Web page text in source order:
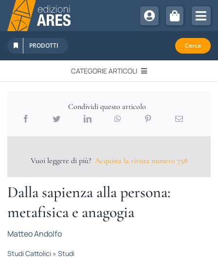
Salta
contenuto
Chi Siamo
Sostienici
Abbonamenti
Newsletter
Libri Ares
PRODOTTI Cerca
CATEGORIE ARTICOLI
QUADERNI MONOGRAFICI
RECENSIONI
Condividi questo articolo
Vuoi leggere di più? Acquista la rivista numero 758
Dalla sapienza alla persona:
metafisica e anagogia
Matteo Andolfo
Studi Cattolici» Studi